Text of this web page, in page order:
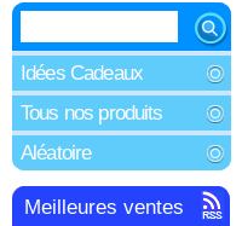
Idées Cadeaux
Tous nos produits
Aléatoire
Meilleures ventes